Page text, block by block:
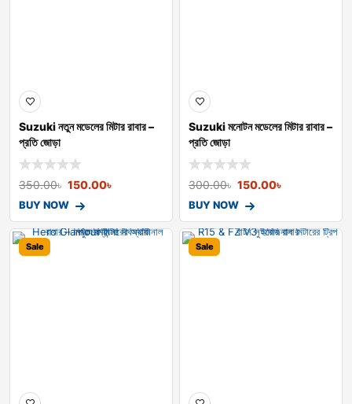
Suzuki নতুন মডেলের মিটার রাবার –
প্রতি জোড়া
350.00৳ 150.00৳
BUY NOW
Suzuki মনোটন মডেলের মিটার রাবার –
প্রতি জোড়া
300.00৳ 150.00৳
BUY NOW
Sale Sale